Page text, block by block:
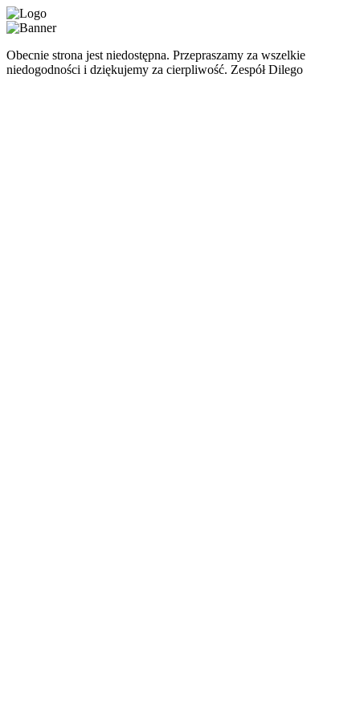
Obecnie strona jest niedostępna. Przepraszamy za wszelkie
niedogodności i dziękujemy za cierpliwość. Zespół Dilego